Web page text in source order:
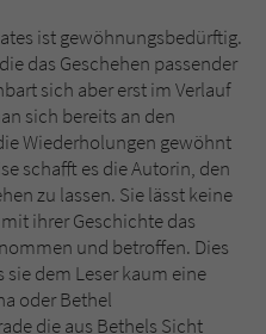
ist gewöhnungsbedürftig.
das Geschehen passender
sich aber erst im Verlauf
sich bereits an den
Wiederholungen gewöhnt
schafft es die Autorin, den
zu lassen. Sie lässt keine
ihrer Geschichte das
und betroffen. Dies
dem Leser kaum eine
oder Bethel
die aus Bethels Sicht